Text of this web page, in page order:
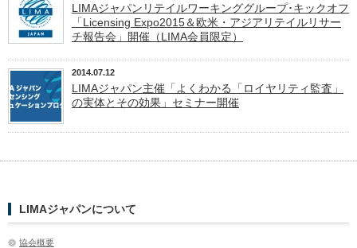
LIMAジャパンリテイルワーキンググループ･キックオフ
「Licensing Expo2015＆欧米・アジアリテイルリサー
チ報告会」開催（LIMA会員限定）
2014.07.12
LIMAジャパン主催「よくわかる「ロイヤリティ監査」
の実体とその効果」セミナー開催
LIMAジャパンについて
協会概要